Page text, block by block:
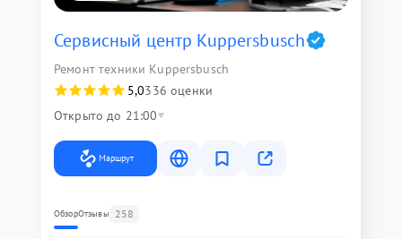
Сервисный центр Kuppersbusch
Ремонт техники Kuppersbusch
5,0336 оценки
Открыто до 21:00
Маршрут
ОбзорОтзывы 258